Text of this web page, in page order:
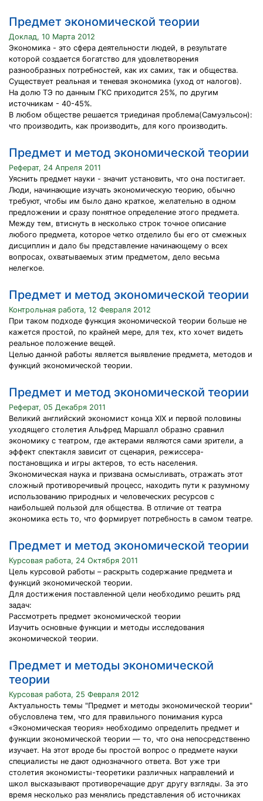
Предмет экономической теории
Доклад, 10 Марта 2012
Экономика - это сфера деятельности людей, в результате
которой создается богатство для удовлетворения
разнообразных потребностей, как их самих, так и общества.
Существует реальная и теневая экономика (уход от налогов).
На долю ТЭ по данным ГКС приходится 25%, по другим
источникам - 40-45%.
В любом обществе решается триединая проблема(Самуэльсон):
что производить, как производить, для кого производить.
Предмет и метод экономической теории
Реферат, 24 Апреля 2011
Уяснить предмет науки - значит установить, что она постигает.
Люди, начинающие изучать экономическую теорию, обычно
требуют, чтобы им было дано краткое, желательно в одном
предложении и сразу понятное определение этого предмета.
Между тем, втиснуть в несколько строк точное описание
любого предмета, которое четко отделило бы его от смежных
дисциплин и дало бы представление начинающему о всех
вопросах, охватываемых этим предметом, дело весьма
нелегкое.
Предмет и метод экономической теории
Контрольная работа, 12 Февраля 2012
При таком подходе функция экономической теории больше не
кажется простой, по крайней мере, для тех, кто хочет видеть
реальное положение вещей.
Целью данной работы является выявление предмета, методов и
функций экономической теории.
Предмет и метод экономической теории
Реферат, 05 Декабря 2011
Великий английский экономист конца XIX и первой половины
уходящего столетия Альфред Маршалл образно сравнил
экономику с театром, где актерами являются сами зрители, а
эффект спектакля зависит от сценария, режиссера-
постановщика и игры актеров, то есть населения.
Экономическая наука и призвана осмысливать, отражать этот
сложный противоречивый процесс, находить пути к разумному
использованию природных и человеческих ресурсов с
наибольшей пользой для общества. В отличие от театра
экономика есть то, что формирует потребность в самом театре.
Предмет и метод экономической теории
Курсовая работа, 24 Октября 2011
Цель курсовой работы – раскрыть содержание предмета и
функций экономической теории.
Для достижения поставленной цели необходимо решить ряд
задач:
Рассмотреть предмет экономической теории
Изучить основные функции и методы исследования
экономической теории.
Предмет и методы экономической
теории
Курсовая работа, 25 Февраля 2012
Актуальность темы "Предмет и методы экономической теории"
обусловлена тем, что для правильного понимания курса
«Экономическая теория» необходимо определить предмет и
функции экономической теории — то, что она непосредственно
изучает. На этот вроде бы простой вопрос о предмете науки
специалисты не дают однозначного ответа. Вот уже три
столетия экономисты-теоретики различных направлений и
школ высказывают противоречащие друг другу взгляды. За это
время несколько раз менялись представления об источниках